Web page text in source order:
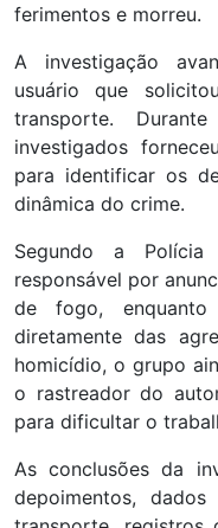
ferimentos e morreu.
A investigação
usuário que
transporte.
investigados
para identificar os
dinâmica do crime.
Segundo a
responsável por
de fogo,
diretamente das
homicídio, o grupo
o rastreador do
para dificultar o
As conclusões da
depoimentos,